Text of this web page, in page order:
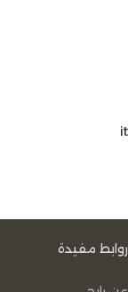
it
روابط مفيدة